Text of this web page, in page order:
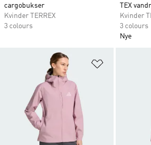
cargobukser
Kvinder TERREX
3 colours
TEX
Kvinder
3 colours
Nye